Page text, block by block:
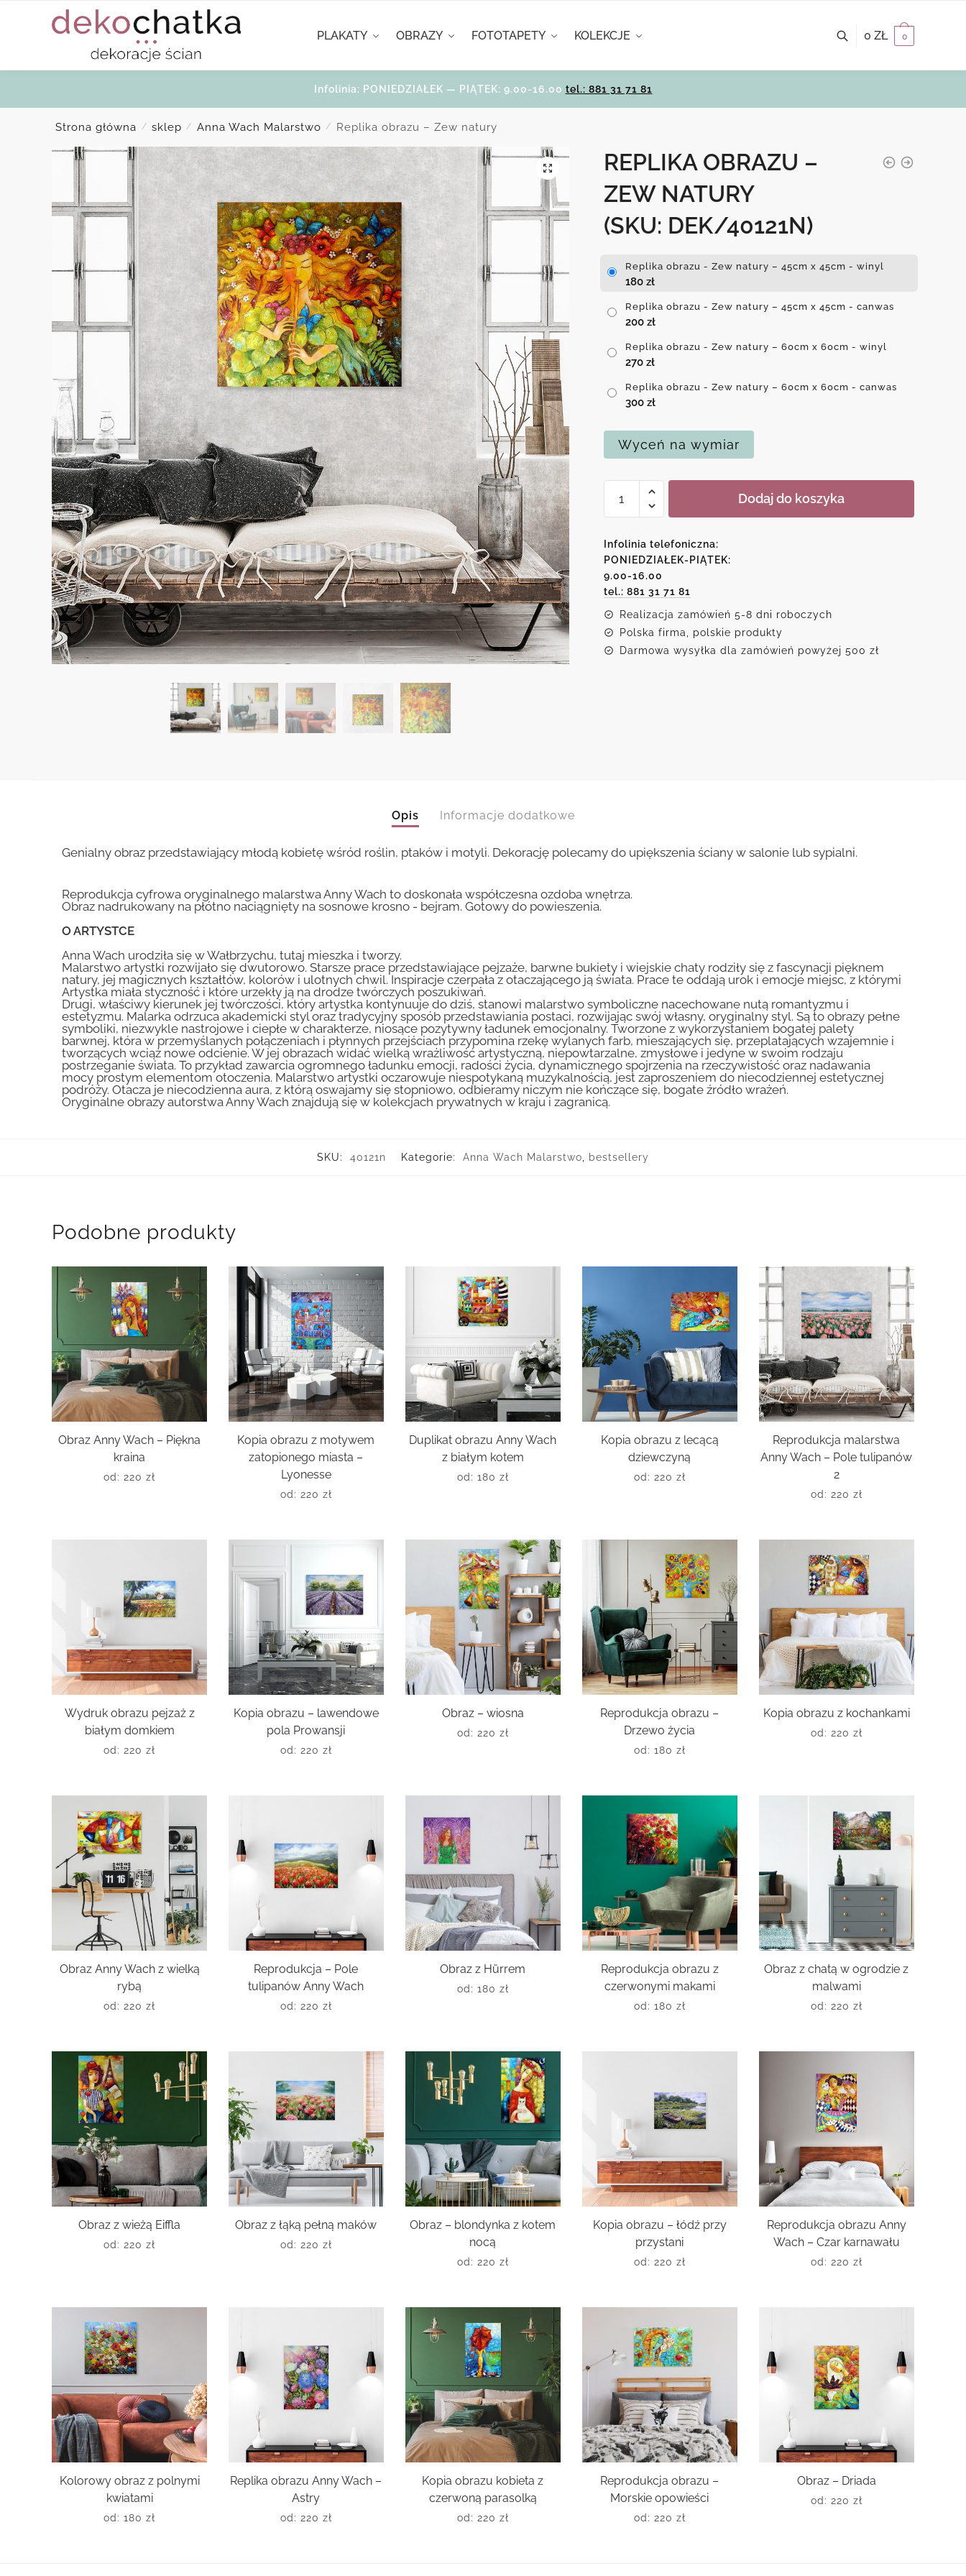
PLAKATY OBRAZY FOTOTAPETY KOLEKCJE 0 ZŁ 0
Infolinia: PONIEDZIAŁEK — PIĄTEK: 9.00-16.00 tel.: 881 31 71 81
Strona główna / sklep / Anna Wach Malarstwo / Replika obrazu – Zew natury
REPLIKA OBRAZU –
ZEW NATURY
(SKU: DEK/40121N)
Replika obrazu - Zew natury – 45cm x 45cm - winyl
180 zł
Replika obrazu - Zew natury – 45cm x 45cm - canwas
200 zł
Replika obrazu - Zew natury – 60cm x 60cm - winyl
270 zł
Replika obrazu - Zew natury – 60cm x 60cm - canwas
300 zł
Wyceń na wymiar
Replika
-
Zew
natury
Dodaj do koszyka
Infolinia telefoniczna:
PONIEDZIAŁEK-PIĄTEK:
9.00-16.00
tel.: 881 31 71 81
Realizacja zamówień 5-8 dni roboczych
Polska firma, polskie produkty
Darmowa wysyłka dla zamówień powyżej 500 zł
Opis Informacje dodatkowe
Genialny obraz przedstawiający młodą kobietę wśród roślin, ptaków i motyli. Dekorację polecamy do upiększenia ściany w salonie lub sypialni.
Reprodukcja cyfrowa oryginalnego malarstwa Anny Wach to doskonała współczesna ozdoba wnętrza.
Obraz nadrukowany na płótno naciągnięty na sosnowe krosno - bejram. Gotowy do powieszenia.
O ARTYSTCE
Anna Wach urodziła się w Wałbrzychu, tutaj mieszka i tworzy.
Malarstwo artystki rozwijało się dwutorowo. Starsze prace przedstawiające pejzaże, barwne bukiety i wiejskie chaty rodziły się z fascynacji pięknem
natury, jej magicznych kształtów, kolorów i ulotnych chwil. Inspiracje czerpała z otaczającego ją świata. Prace te oddają urok i emocje miejsc, z którymi
Artystka miała styczność i które urzekły ją na drodze twórczych poszukiwań.
Drugi, właściwy kierunek jej twórczości, który artystka kontynuuje do dziś, stanowi malarstwo symboliczne nacechowane nutą romantyzmu i
estetyzmu. Malarka odrzuca akademicki styl oraz tradycyjny sposób przedstawiania postaci, rozwijając swój własny, oryginalny styl. Są to obrazy pełne
symboliki, niezwykle nastrojowe i ciepłe w charakterze, niosące pozytywny ładunek emocjonalny. Tworzone z wykorzystaniem bogatej palety
barwnej, która w przemyślanych połączeniach i płynnych przejściach przypomina rzekę wylanych farb, mieszających się, przeplatających wzajemnie i
tworzących wciąż nowe odcienie. W jej obrazach widać wielką wrażliwość artystyczną, niepowtarzalne, zmysłowe i jedyne w swoim rodzaju
postrzeganie świata. To przykład zawarcia ogromnego ładunku emocji, radości życia, dynamicznego spojrzenia na rzeczywistość oraz nadawania
mocy prostym elementom otoczenia. Malarstwo artystki oczarowuje niespotykaną muzykalnością, jest zaproszeniem do niecodziennej estetycznej
podróży. Otacza je niecodzienna aura, z którą oswajamy się stopniowo, odbieramy niczym nie kończące się, bogate źródło wrażeń.
Oryginalne obrazy autorstwa Anny Wach znajdują się w kolekcjach prywatnych w kraju i zagranicą.
SKU: 40121n Kategorie: Anna Wach Malarstwo, bestsellery
Podobne produkty
Obraz Anny Wach – Piękna
kraina
od: 220 zł
Kopia obrazu z motywem
zatopionego miasta –
Lyonesse
od: 220 zł
Duplikat obrazu Anny Wach
z białym kotem
od: 180 zł
Kopia obrazu z lecącą
dziewczyną
od: 220 zł
Reprodukcja malarstwa
Anny Wach – Pole tulipanów
2
od: 220 zł
Wydruk obrazu pejzaż z
białym domkiem
od: 220 zł
Kopia obrazu – lawendowe
pola Prowansji
od: 220 zł
Obraz – wiosna
od: 220 zł
Reprodukcja obrazu –
Drzewo życia
od: 180 zł
Kopia obrazu z kochankami
od: 220 zł
Obraz Anny Wach z wielką
rybą
od: 220 zł
Reprodukcja – Pole
tulipanów Anny Wach
od: 220 zł
Obraz z Hürrem
od: 180 zł
Reprodukcja obrazu z
czerwonymi makami
od: 180 zł
Obraz z chatą w ogrodzie z
malwami
od: 220 zł
Obraz z wieżą Eiffla
od: 220 zł
Obraz z łąką pełną maków
od: 220 zł
Obraz – blondynka z kotem
nocą
od: 220 zł
Kopia obrazu – łódź przy
przystani
od: 220 zł
Reprodukcja obrazu Anny
Wach – Czar karnawału
od: 220 zł
Kolorowy obraz z polnymi
kwiatami
od: 180 zł
Replika obrazu Anny Wach –
Astry
od: 220 zł
Kopia obrazu kobieta z
czerwoną parasolką
od: 220 zł
Reprodukcja obrazu –
Morskie opowieści
od: 220 zł
Obraz – Driada
od: 220 zł